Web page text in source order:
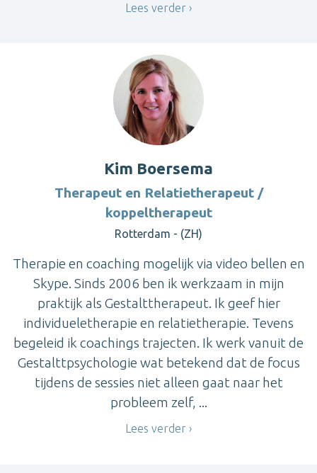
Lees verder
Kim Boersema
Therapeut en Relatietherapeut /
koppeltherapeut
Rotterdam - (ZH)
Therapie en coaching mogelijk via video bellen en
Skype. Sinds 2006 ben ik werkzaam in mijn
praktijk als Gestalttherapeut. Ik geef hier
individueletherapie en relatietherapie. Tevens
begeleid ik coachings trajecten. Ik werk vanuit de
Gestalttpsychologie wat betekend dat de focus
tijdens de sessies niet alleen gaat naar het
probleem zelf, ...
Lees verder